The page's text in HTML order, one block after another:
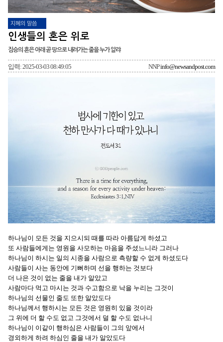
지혜의 말씀
인생들의 혼은 위로
짐승의 혼은 아래 곧 땅으로 내려가는 줄을 누가 알랴
입력: 2025-03-03 08:49:05 NNPinfo@newsandpost.com
하나님이 모든 것을 지으시되 때를 따라 아름답게 하셨고
또 사람들에게는 영원을 사모하는 마음을 주셨느니라 그러나
하나님이 하시는 일의 시종을 사람으로 측량할 수 없게 하셨도다
사람들이 사는 동안에 기뻐하며 선을 행하는 것보다
더 나은 것이 없는 줄을 내가 알았고
사람마다 먹고 마시는 것과 수고함으로 낙을 누리는 그것이
하나님의 선물인 줄도 또한 알았도다
하나님께서 행하시는 모든 것은 영원히 있을 것이라
그 위에 더 할 수도 없고 그것에서 덜 할 수도 없나니
하나님이 이같이 행하심은 사람들이 그의 앞에서
경외하게 하려 하심인 줄을 내가 알았도다